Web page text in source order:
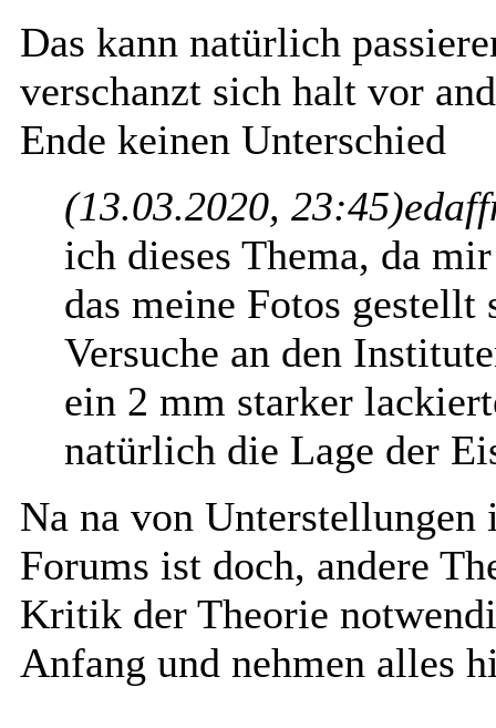
Das kann natürlich
verschanzt sich halt vor
Ende keinen Unterschied
(13.03.2020, 23:45)
ich dieses Thema, da
das meine Fotos
Versuche an den
ein 2 mm starker
natürlich die Lage der
Na na von Unterstellungen
Forums ist doch, andere
Kritik der Theorie
Anfang und nehmen alles